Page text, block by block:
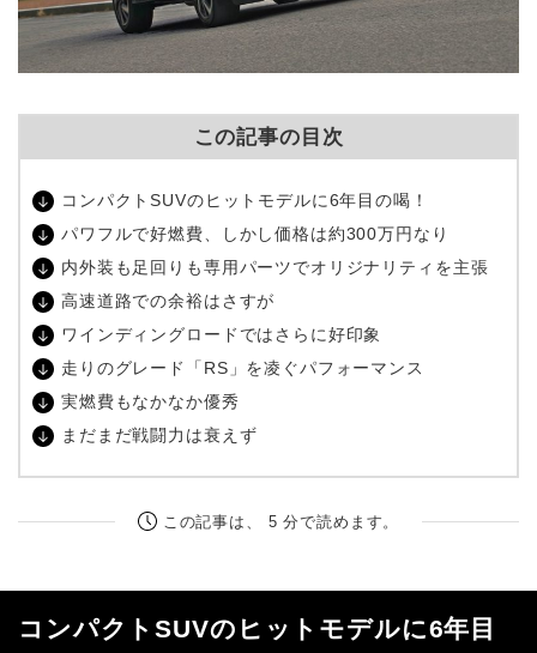
この記事の目次
コンパクトSUVのヒットモデルに6年目の喝！
パワフルで好燃費、しかし価格は約300万円なり
内外装も足回りも専用パーツでオリジナリティを主張
高速道路での余裕はさすが
ワインディングロードではさらに好印象
走りのグレード「RS」を凌ぐパフォーマンス
実燃費もなかなか優秀
まだまだ戦闘力は衰えず
この記事は、 5 分で読めます。
コンパクトSUVのヒットモデルに6年目